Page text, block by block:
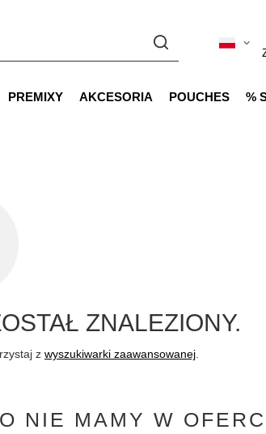
PREMIXY AKCESORIA POUCHES %
ZNALEZIONY.
z wyszukiwarki zaawansowanej
NIE MAMY W